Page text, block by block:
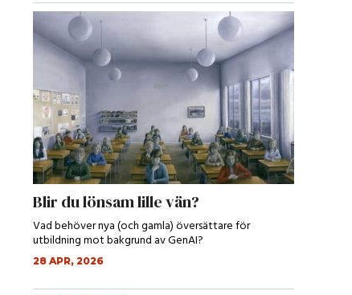
Blir du lönsam lille vän?
Vad behöver nya (och gamla) översättare för
utbildning mot bakgrund av GenAI?
28 APR, 2026